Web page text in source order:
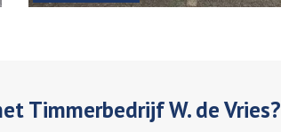
Timmerbedrijf W. de Vries?